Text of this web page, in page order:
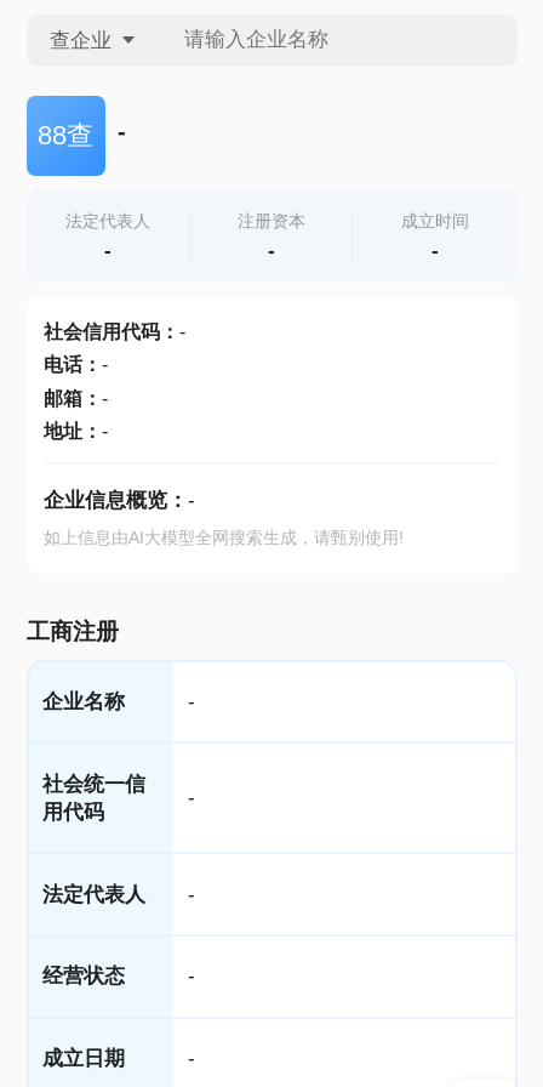
查企业
查企业
查产地
88查 -
法定代表人
-
注册资本
-
成立时间
-
社会信用代码： -
电话： -
邮箱： -
地址： -
企业信息概览： -
如上信息由AI大模型全网搜索生成，请甄别使用!
工商注册
企业名称 -
社会统一信
用代码
-
法定代表人 -
经营状态 -
成立日期 -